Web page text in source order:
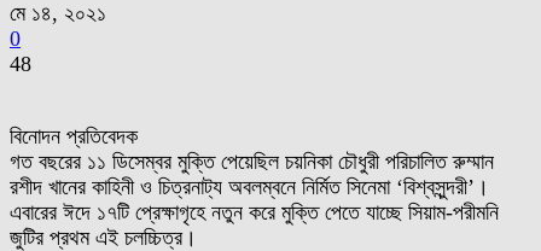
মে ১৪, ২০২১
0
48
বিনোদন প্রতিবেদক
গত বছরের ১১ ডিসেম্বর মুক্তি পেয়েছিল চয়নিকা চৌধুরী পরিচালিত রুম্মান
রশীদ খানের কাহিনী ও চিত্রনাট্য অবলম্বনে নির্মিত সিনেমা ‘বিশ্বসুন্দরী’।
এবারের ঈদে ১৭টি প্রেক্ষাগৃহে নতুন করে মুক্তি পেতে যাচ্ছে সিয়াম-পরীমনি
জুটির প্রথম এই চলচ্চিত্র।